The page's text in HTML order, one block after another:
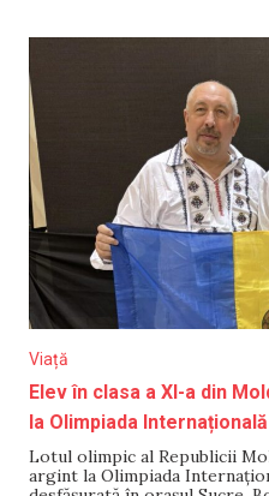
Viață
Elev în clasa a XI-a din
la Olimpiada
Lotul olimpic al Republicii
argint la Olimpiada